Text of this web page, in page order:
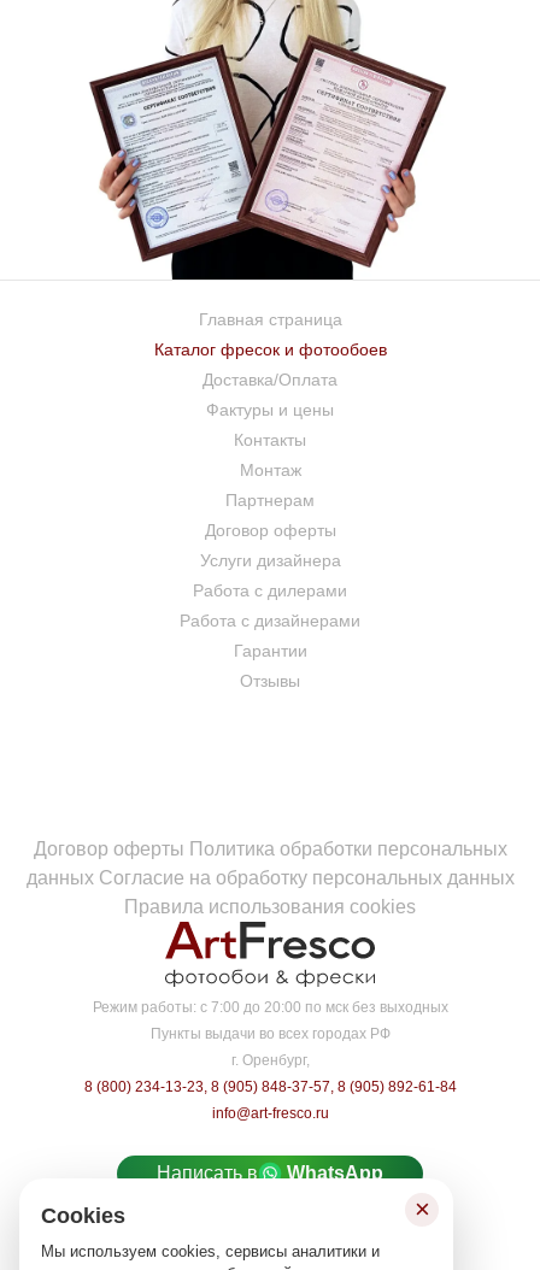
Главная страница
Каталог фресок и фотообоев
Доставка/Оплата
Фактуры и цены
Контакты
Монтаж
Партнерам
Договор оферты
Услуги дизайнера
Работа с дилерами
Работа с дизайнерами
Гарантии
Отзывы
Договор оферты Политика обработки персональных
данных Согласие на обработку персональных данных
Правила использования cookies
Режим работы: с 7:00 до 20:00 по мск без выходных
Пункты выдачи во всех городах РФ
г. Оренбург,
8 (800) 234-13-23, 8 (905) 848-37-57, 8 (905) 892-61-84
info@art-fresco.ru
Написать в WhatsApp
×
Cookies
Мы используем cookies, сервисы аналитики и